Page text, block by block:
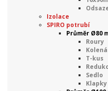
Izolace
SPIRO potrubí
Průměr Ø80
Roury
Kolená
T-kus
Sedlo
Klapky